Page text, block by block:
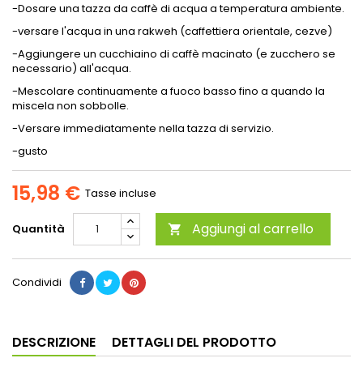
-Dosare una tazza da caffè di acqua a temperatura ambiente.
-versare l'acqua in una rakweh (caffettiera orientale, cezve)
-Aggiungere un cucchiaino di caffè macinato (e zucchero se
necessario) all'acqua.
-Mescolare continuamente a fuoco basso fino a quando la
miscela non sobbolle.
-Versare immediatamente nella tazza di servizio.
-gusto
15,98 € Tasse incluse
Quantità  Aggiungi al carrello
Condividi
DESCRIZIONE DETTAGLI DEL PRODOTTO